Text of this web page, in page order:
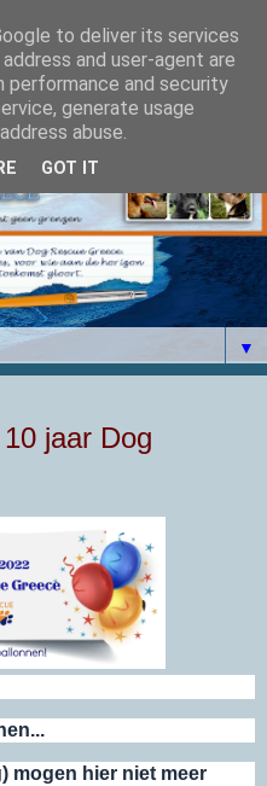
▼
jaar Dog
mogen hier niet meer
to deliver its services
and user-agent are
performance and security
generate usage
abuse.
GOT IT